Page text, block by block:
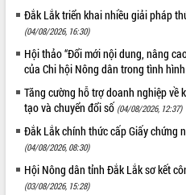
Chương trình “Gặp gỡ hữu nghị –
Friendship Meeting New Year 2026”
Bầu cử Quốc hội và HĐND: Cử tri Đắk
Lắk gửi gắm niềm tin, kỳ vọng vào lá
phiếu
Đắk Lắk sẵn sàng các điều kiện cho
Ngày hội bầu cử đại biểu Quốc hội
khóa XVI và HĐND các cấp nhiệm kỳ
2026-2031
Đảm bảo cuộc bầu cử đại biểu Quốc
Đắk Lắk triển khai nhiều giải pháp
(04/08/2026, 16:30)
Hội thảo “Đổi mới nội dung, nâng
của Chi hội Nông dân trong tình hình
Tăng cường hỗ trợ doanh nghiệp về
tạo và chuyển đổi số (04/08/2026, 12:37)
Đắk Lắk chính thức cấp Giấy chứng
(04/08/2026, 08:30)
Hội Nông dân tỉnh Đắk Lắk sơ kết
(03/08/2026, 15:28)